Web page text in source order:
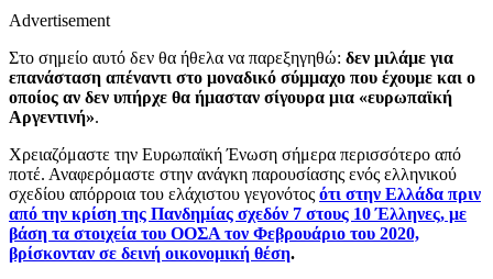
Advertisement
Στο σημείο αυτό δεν θα ήθελα να παρεξηγηθώ: δεν μιλάμε για
επανάσταση απέναντι στο μοναδικό σύμμαχο που έχουμε και ο
οποίος αν δεν υπήρχε θα ήμασταν σίγουρα μια «ευρωπαϊκή
Αργεντινή».
Χρειαζόμαστε την Ευρωπαϊκή Ένωση σήμερα περισσότερο από
ποτέ. Αναφερόμαστε στην ανάγκη παρουσίασης ενός ελληνικού
σχεδίου απόρροια του ελάχιστου γεγονότος ότι στην Ελλάδα πριν
από την κρίση της Πανδημίας σχεδόν 7 στους 10 Έλληνες, με
βάση τα στοιχεία του ΟΟΣΑ τον Φεβρουάριο του 2020,
βρίσκονταν σε δεινή οικονομική θέση.